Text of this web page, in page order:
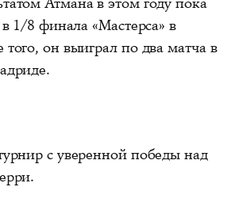
1/8 финала «Мастерса» в
он выиграл по два матча в
с уверенной победы над